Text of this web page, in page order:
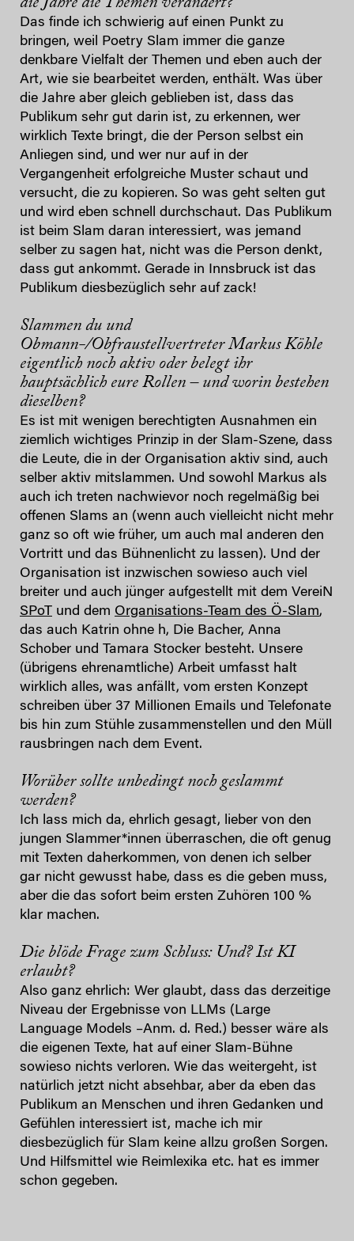
Das finde ich schwierig auf einen Punkt zu
bringen, weil Poetry Slam immer die ganze
denkbare Vielfalt der Themen und eben auch der
Art, wie sie bearbeitet werden, enthält. Was über
die Jahre aber gleich geblieben ist, dass das
Publikum sehr gut darin ist, zu erkennen, wer
wirklich Texte bringt, die der Person selbst ein
Anliegen sind, und wer nur auf in der
Vergangenheit erfolgreiche Muster schaut und
versucht, die zu kopieren. So was geht selten gut
und wird eben schnell durchschaut. Das Publikum
ist beim Slam daran interessiert, was jemand
selber zu sagen hat, nicht was die Person denkt,
dass gut ankommt. Gerade in Innsbruck ist das
Publikum diesbezüglich sehr auf zack!
Slammen du und
Obmann-/Obfraustellvertreter Markus Köhle
eigentlich noch aktiv oder belegt ihr
hauptsächlich eure Rollen – und worin bestehen
dieselben?
Es ist mit wenigen berechtigten Ausnahmen ein
ziemlich wichtiges Prinzip in der Slam-Szene, dass
die Leute, die in der Organisation aktiv sind, auch
selber aktiv mitslammen. Und sowohl Markus als
auch ich treten nachwievor noch regelmäßig bei
offenen Slams an (wenn auch vielleicht nicht mehr
ganz so oft wie früher, um auch mal anderen den
Vortritt und das Bühnenlicht zu lassen). Und der
Organisation ist inzwischen sowieso auch viel
breiter und auch jünger aufgestellt mit dem VereiN
SPoT und dem Organisations-Team des Ö-Slam,
das auch Katrin ohne h, Die Bacher, Anna
Schober und Tamara Stocker besteht. Unsere
(übrigens ehrenamtliche) Arbeit umfasst halt
wirklich alles, was anfällt, vom ersten Konzept
schreiben über 37 Millionen Emails und Telefonate
bis hin zum Stühle zusammenstellen und den Müll
rausbringen nach dem Event.
Worüber sollte unbedingt noch geslammt
werden?
Ich lass mich da, ehrlich gesagt, lieber von den
jungen Slammer*innen überraschen, die oft genug
mit Texten daherkommen, von denen ich selber
gar nicht gewusst habe, dass es die geben muss,
aber die das sofort beim ersten Zuhören 100 %
klar machen.
Die blöde Frage zum Schluss: Und? Ist KI
erlaubt?
Also ganz ehrlich: Wer glaubt, dass das derzeitige
Niveau der Ergebnisse von LLMs (Large
Language Models –Anm. d. Red.) besser wäre als
die eigenen Texte, hat auf einer Slam-Bühne
sowieso nichts verloren. Wie das weitergeht, ist
natürlich jetzt nicht absehbar, aber da eben das
Publikum an Menschen und ihren Gedanken und
Gefühlen interessiert ist, mache ich mir
diesbezüglich für Slam keine allzu großen Sorgen.
Und Hilfsmittel wie Reimlexika etc. hat es immer
schon gegeben.